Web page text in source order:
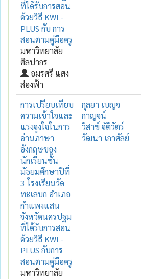
ที่ได้รับการสอน
ด้วยวิธี KWL-
PLUS กับ การ
สอนตามคู่มือครู
มหาวิทยาลัย
ศิลปากร
อมรศรี แสง
ส่องฟ้า
การเปรียบเทียบ
ความเข้าใจและ
แรงจูงใจในการ
อ่านภาษา
อังกฤษของ
นักเรียนชั้น
มัธยมศึกษาปีที่
3 โรงเรียนวัด
ทะเลบก อำเภอ
กำแพงแสน
จังหวัดนครปฐม
ที่ได้รับการสอน
ด้วยวิธี KWL-
PLUS กับการ
สอนตามคู่มือครู
มหาวิทยาลัย
กุลยา เบญจ
กาญจน์
วิสาข์ จัติวัตร์
วัฒนา เกาศัลย์